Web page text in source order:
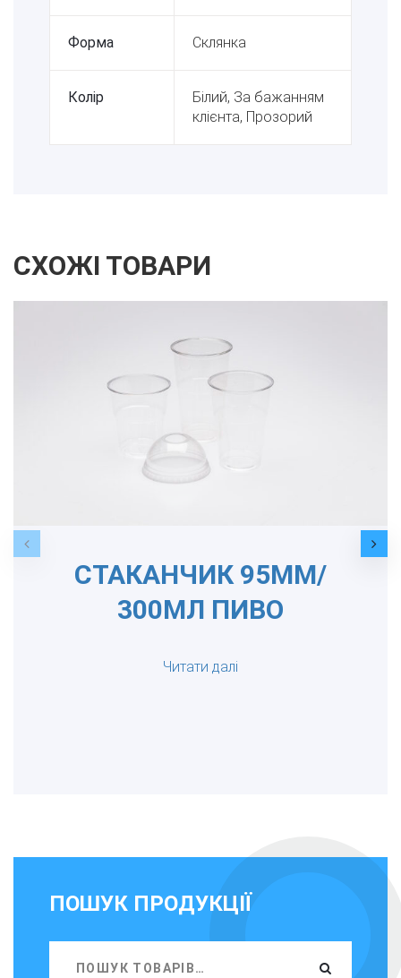
Форма Склянка
Колір
Білий, За бажанням
клієнта, Прозорий
СХОЖІ ТОВАРИ
СТАКАНЧИК 95ММ/
300МЛ ПИВО
Читати далі
ПОШУК ПРОДУКЦІЇ